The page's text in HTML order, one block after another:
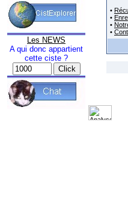
Les NEWS
A qui donc appartient
cette ciste ?
•
•
•
•